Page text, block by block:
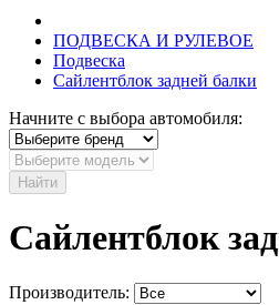
ПОДВЕСКА И РУЛЕВОЕ
Подвеска
Сайлентблок задней балки
Начните с выбора автомобиля:
Найти
Сайлентблок
Производитель: